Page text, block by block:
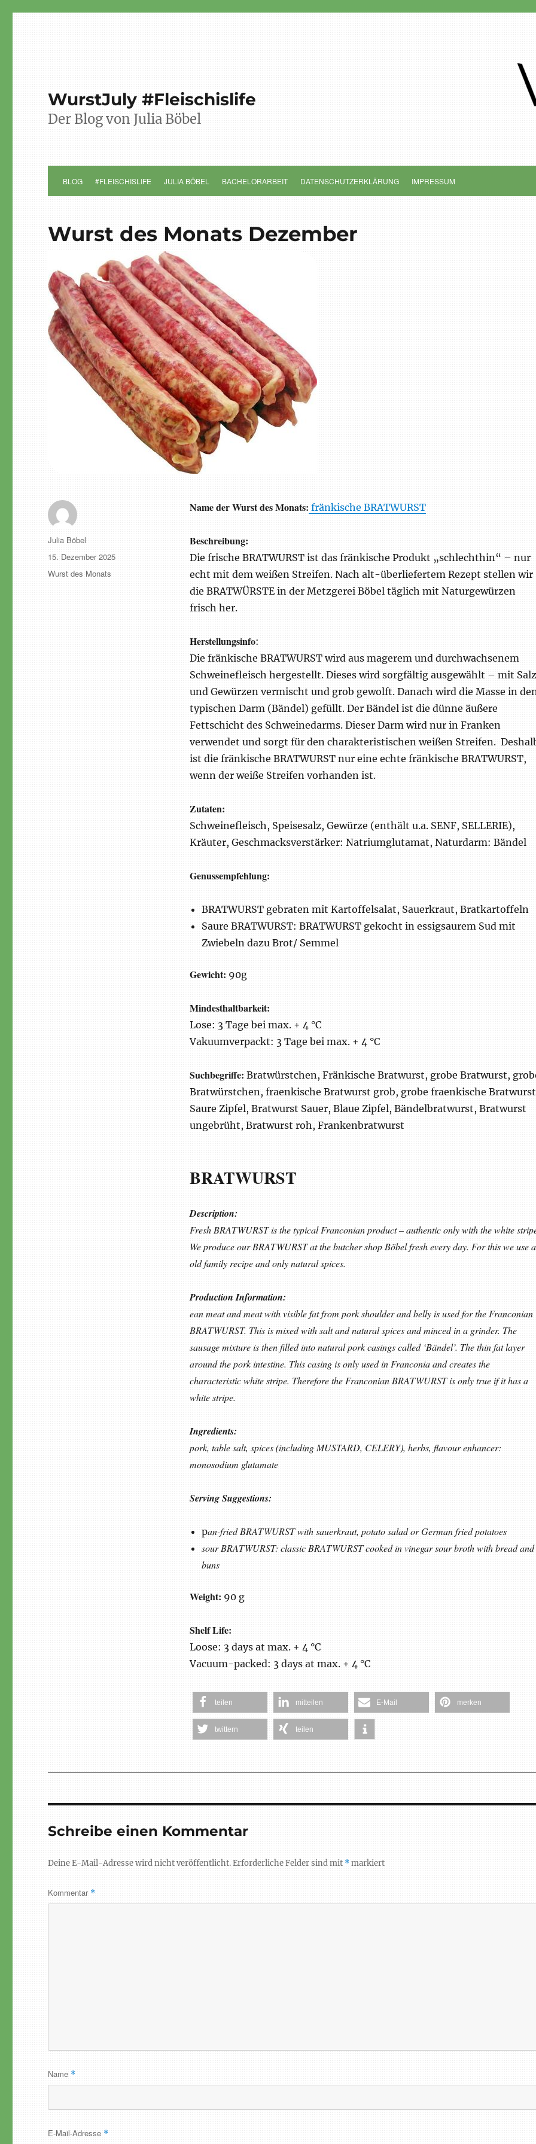
WurstJuly #Fleischislife
Der Blog von Julia Böbel
BLOG #FLEISCHISLIFE JULIA BÖBEL BACHELORARBEIT DATENSCHUTZERKLÄRUNG IMPRESSUM
Wurst des Monats Dezember
Name der Wurst des Monats: fränkische BRATWURST
Beschreibung:
Die frische BRATWURST ist das fränkische Produkt „schlechthin“ – nur
echt mit dem weißen Streifen. Nach alt-überliefertem Rezept stellen wir
die BRATWÜRSTE in der Metzgerei Böbel täglich mit Naturgewürzen
frisch her.
Herstellungsinfo:
Die fränkische BRATWURST wird aus magerem und durchwachsenem
Schweinefleisch hergestellt. Dieses wird sorgfältig ausgewählt – mit Salz
und Gewürzen vermischt und grob gewolft. Danach wird die Masse in
typischen Darm (Bändel) gefüllt. Der Bändel ist die dünne äußere
Fettschicht des Schweinedarms. Dieser Darm wird nur in Franken
verwendet und sorgt für den charakteristischen weißen Streifen.
ist die fränkische BRATWURST nur eine echte fränkische BRATWURST,
wenn der weiße Streifen vorhanden ist.
Zutaten:
Schweinefleisch, Speisesalz, Gewürze (enthält u.a. SENF, SELLERIE),
Kräuter, Geschmacksverstärker: Natriumglutamat, Naturdarm: Bändel
Genussempfehlung:
BRATWURST gebraten mit Kartoffelsalat, Sauerkraut, Bratkartoffeln
Saure BRATWURST: BRATWURST gekocht in essigsaurem Sud mit
Zwiebeln dazu Brot/ Semmel
Gewicht: 90g
Mindesthaltbarkeit:
Lose: 3 Tage bei max. + 4 °C
Vakuumverpackt: 3 Tage bei max. + 4 °C
Suchbegriffe: Bratwürstchen, Fränkische Bratwurst, grobe Bratwurst,
Bratwürstchen, fraenkische Bratwurst grob, grobe fraenkische
Saure Zipfel, Bratwurst Sauer, Blaue Zipfel, Bändelbratwurst, Bratwurst
ungebrüht, Bratwurst roh, Frankenbratwurst
BRATWURST
Description:
Fresh BRATWURST is the typical Franconian product – authentic only with the white
We produce our BRATWURST at the butcher shop Böbel fresh every day. For this we use
old family recipe and only natural spices.
Production Information:
ean meat and meat with visible fat from pork shoulder and belly is used for the Franconian
BRATWURST. This is mixed with salt and natural spices and minced in a grinder. The
sausage mixture is then filled into natural pork casings called ‘Bändel’. The thin fat layer
around the pork intestine. This casing is only used in Franconia and creates the
characteristic white stripe. Therefore the Franconian BRATWURST is only true if it has a
white stripe.
Ingredients:
pork, table salt, spices (including MUSTARD, CELERY), herbs, flavour enhancer:
monosodium glutamate
Serving Suggestions:
pan-fried BRATWURST with sauerkraut, potato salad or German fried potatoes
sour BRATWURST: classic BRATWURST cooked in vinegar sour broth with bread and
buns
Weight: 90 g
Shelf Life:
Loose: 3 days at max. + 4 °C
Vacuum-packed: 3 days at max. + 4 °C
teilen mitteilen E-Mail merken
twittern teilen
Autor
Julia Böbel
Veröffentlicht
am
15. Dezember 2025
Schlagwörter
Wurst des Monats
Schreibe einen Kommentar
Deine E-Mail-Adresse wird nicht veröffentlicht.Erforderliche Felder sind mit *markiert
Kommentar *
Name *
E-Mail-Adresse *